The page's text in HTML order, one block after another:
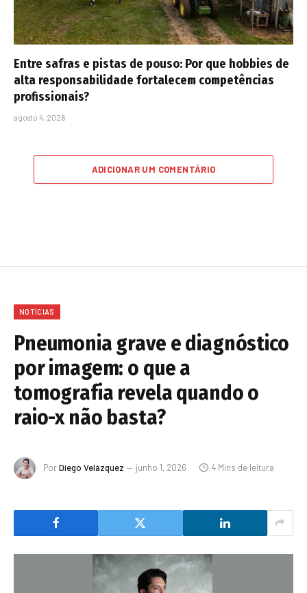
Entre safras e pistas de pouso: Por que hobbies de
alta responsabilidade fortalecem competências
profissionais?
agosto 4, 2026
ADICIONAR UM COMENTÁRIO
NOTÍCIAS
Pneumonia grave e diagnóstico
por imagem: o que a
tomografia revela quando o
raio-x não basta?
PorDiego Velázquez junho 1, 2026 4 Mins de leitura